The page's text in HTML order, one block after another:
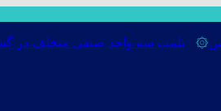
پلمب سه واحد صنفی متخلف در گشت